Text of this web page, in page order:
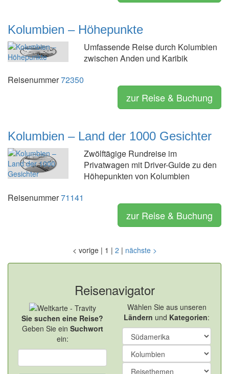
Kolumbien – Höhepunkte
Umfassende Reise durch Kolumbien
zwischen Anden und Karibik
Reisenummer72350
zur Reise & Buchung
Kolumbien – Land der 1000 Gesichter
Zwölftägige Rundreise im
Privatwagen mit Driver-Guide zu den
Höhepunkten von Kolumbien
Reisenummer71141
zur Reise & Buchung
< vorige | 1 | 2 | nächste >
Reisenavigator
Sie suchen eine Reise?
Geben Sie ein Suchwort
ein:
Wählen Sie aus unseren
Ländern und Kategorien: